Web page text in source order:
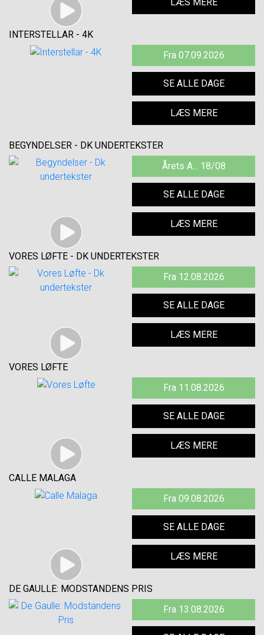
INTERSTELLAR - 4K
Fra 07.09.2026
SE ALLE DAGE
LÆS MERE
BEGYNDELSER - DK UNDERTEKSTER
Årets A... 18/08
SE ALLE DAGE
LÆS MERE
VORES LØFTE - DK UNDERTEKSTER
Fra 12.08.2026
SE ALLE DAGE
LÆS MERE
VORES LØFTE
Fra 11.08.2026
SE ALLE DAGE
LÆS MERE
CALLE MALAGA
Fra 09.08.2026
SE ALLE DAGE
LÆS MERE
DE GAULLE: MODSTANDENS PRIS
Fra 13.08.2026